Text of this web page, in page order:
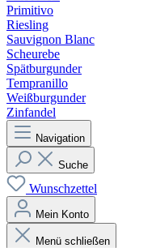
Primitivo
Riesling
Sauvignon Blanc
Scheurebe
Spätburgunder
Tempranillo
Weißburgunder
Zinfandel
Navigation
Suche
Wunschzettel
Mein Konto
Menü schließen